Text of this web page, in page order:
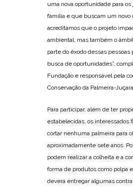
uma nova oportunidade para
família e que buscam um novo
acreditamos que o projeto
ambiental, mas também o
parte do êxodo dessas
busca de oportunidades”,
Fundação e responsável pela
Conservação da Palmeira-
Para participar, além de ter
estabelecidas, os interessados
cortar nenhuma palmeira para
aproximadamente sete anos.
podem realizar a colheita e a
forma de produtos como polpa
deverá entregar algumas